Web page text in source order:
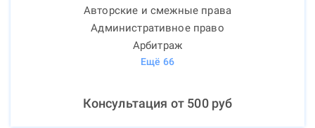
Авторские и смежные права
Административное право
Арбитраж
Ещё 66
Консультация от 500руб